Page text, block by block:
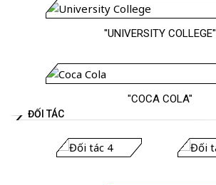
"UNIVERSITY COLLEGE"
"COCA COLA"
ĐỐI TÁC